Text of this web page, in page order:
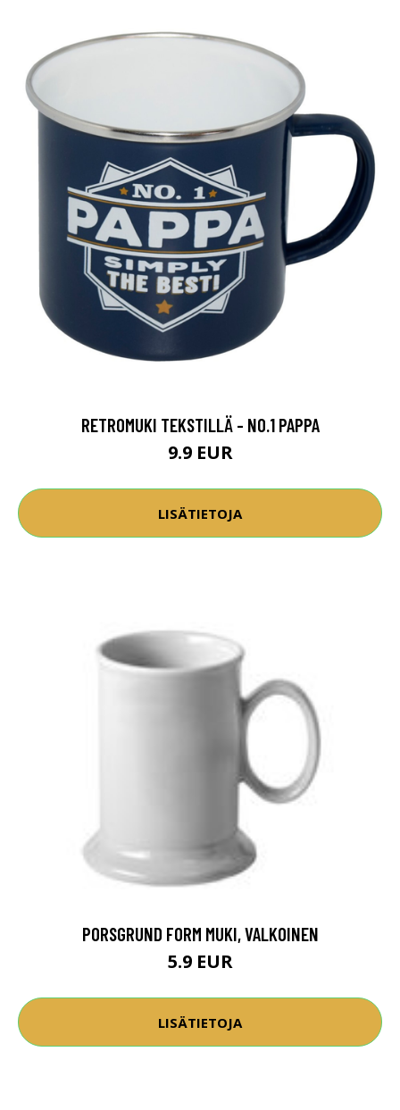
RETROMUKI TEKSTILLÄ - NO.1 PAPPA
9.9 EUR
LISÄTIETOJA
PORSGRUND FORM MUKI, VALKOINEN
5.9 EUR
LISÄTIETOJA